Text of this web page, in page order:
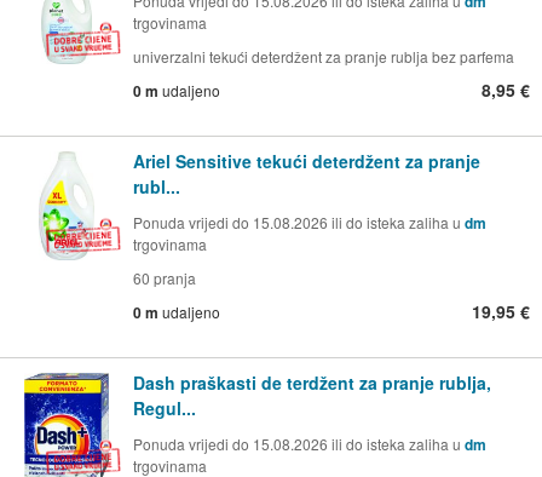
trgovinama
univerzalni tekući deterdžent za pranje rublja bez parfema
0 m udaljeno 8,95 €
Ariel Sensitive tekući deterdžent za pranje
rubl...
Ponuda vrijedi do 15.08.2026 ili do isteka zaliha u dm
trgovinama
60 pranja
0 m udaljeno 19,95 €
Dash praškasti de terdžent za pranje rublja,
Regul...
Ponuda vrijedi do 15.08.2026 ili do isteka zaliha u dm
trgovinama